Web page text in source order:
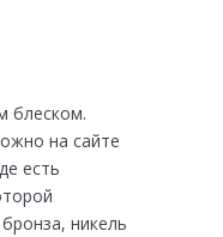
блеском.
на сайте
есть
никель